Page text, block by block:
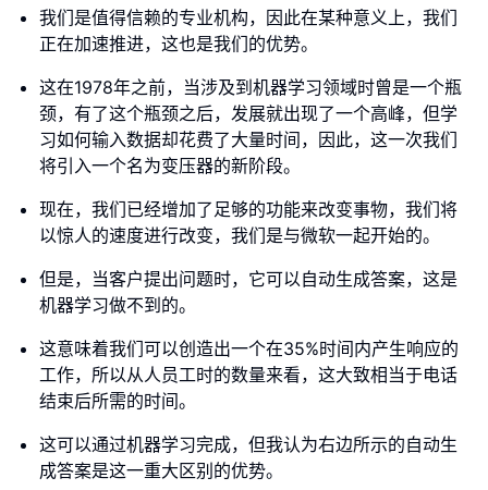
我们是值得信赖的专业机构，因此在某种意义上，我们
正在加速推进，这也是我们的优势。
这在1978年之前，当涉及到机器学习领域时曾是一个瓶
颈，有了这个瓶颈之后，发展就出现了一个高峰，但学
习如何输入数据却花费了大量时间，因此，这一次我们
将引入一个名为变压器的新阶段。
现在，我们已经增加了足够的功能来改变事物，我们将
以惊人的速度进行改变，我们是与微软一起开始的。
但是，当客户提出问题时，它可以自动生成答案，这是
机器学习做不到的。
这意味着我们可以创造出一个在35%时间内产生响应的
工作，所以从人员工时的数量来看，这大致相当于电话
结束后所需的时间。
这可以通过机器学习完成，但我认为右边所示的自动生
成答案是这一重大区别的优势。